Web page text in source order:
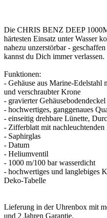
Die CHRIS BENZ DEEP
härtesten Einsatz unter Wasser
nahezu unzerstörbar -
kannst du Dich immer verlassen.
Funktionen:
- Gehäuse aus Marine-Edelstahl
und verschraubter Krone
- gravierter
- hochwertiges, ganggenaues
- einseitig drehbare Lünette,
- Zifferblatt mit
- Saphirglas
- Datum
- Heliumventil
- 1000 m/100 bar wasserdicht
- hochwertiges und langlebiges
Deko-Tabelle
Lieferung in der Uhrenbox mit
und 2 Jahren Garantie.